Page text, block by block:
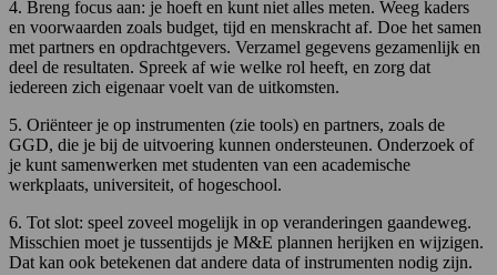
4. Breng focus aan: je hoeft en kunt niet alles meten. Weeg kaders
en voorwaarden zoals budget, tijd en menskracht af. Doe het samen
met partners en opdrachtgevers. Verzamel gegevens gezamenlijk en
deel de resultaten. Spreek af wie welke rol heeft, en zorg dat
iedereen zich eigenaar voelt van de uitkomsten.
5. Oriënteer je op instrumenten (zie tools) en partners, zoals de
GGD, die je bij de uitvoering kunnen ondersteunen. Onderzoek of
je kunt samenwerken met studenten van een academische
werkplaats, universiteit, of hogeschool.
6. Tot slot: speel zoveel mogelijk in op veranderingen gaandeweg.
Misschien moet je tussentijds je M&E plannen herijken en wijzigen.
Dat kan ook betekenen dat andere data of instrumenten nodig zijn.